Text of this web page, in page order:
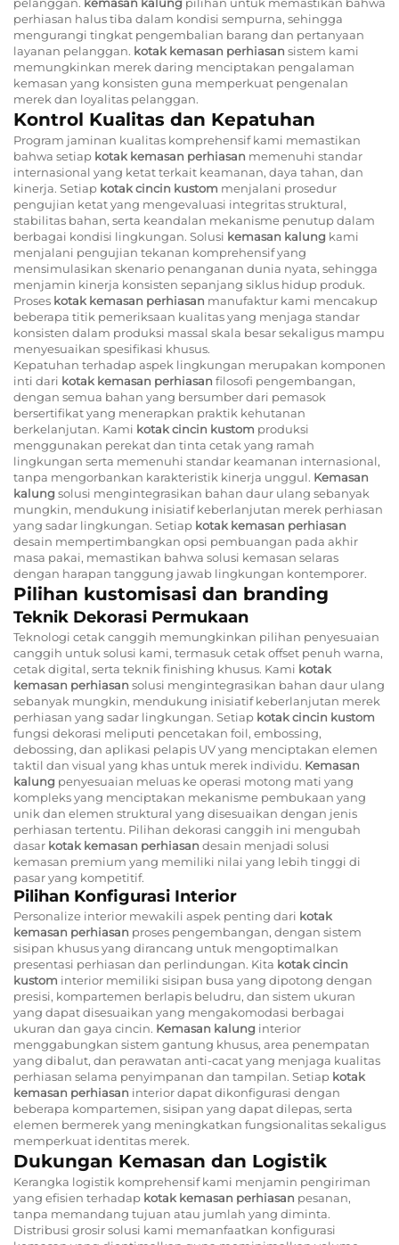
perhiasan halus tiba dalam kondisi sempurna, sehingga
mengurangi tingkat pengembalian barang dan pertanyaan
layanan pelanggan. kotak kemasan perhiasan sistem kami
memungkinkan merek daring menciptakan pengalaman
kemasan yang konsisten guna memperkuat pengenalan
merek dan loyalitas pelanggan.
Kontrol Kualitas dan Kepatuhan
Program jaminan kualitas komprehensif kami memastikan
bahwa setiap kotak kemasan perhiasan memenuhi standar
internasional yang ketat terkait keamanan, daya tahan, dan
kinerja. Setiap kotak cincin kustom menjalani prosedur
pengujian ketat yang mengevaluasi integritas struktural,
stabilitas bahan, serta keandalan mekanisme penutup dalam
berbagai kondisi lingkungan. Solusi kemasan kalung kami
menjalani pengujian tekanan komprehensif yang
mensimulasikan skenario penanganan dunia nyata, sehingga
menjamin kinerja konsisten sepanjang siklus hidup produk.
Proses kotak kemasan perhiasan manufaktur kami mencakup
beberapa titik pemeriksaan kualitas yang menjaga standar
konsisten dalam produksi massal skala besar sekaligus mampu
menyesuaikan spesifikasi khusus.
Kepatuhan terhadap aspek lingkungan merupakan komponen
inti dari kotak kemasan perhiasan filosofi pengembangan,
dengan semua bahan yang bersumber dari pemasok
bersertifikat yang menerapkan praktik kehutanan
berkelanjutan. Kami kotak cincin kustom produksi
menggunakan perekat dan tinta cetak yang ramah
lingkungan serta memenuhi standar keamanan internasional,
tanpa mengorbankan karakteristik kinerja unggul. Kemasan
kalungsolusi mengintegrasikan bahan daur ulang sebanyak
mungkin, mendukung inisiatif keberlanjutan merek perhiasan
yang sadar lingkungan. Setiap kotak kemasan perhiasan
desain mempertimbangkan opsi pembuangan pada akhir
masa pakai, memastikan bahwa solusi kemasan selaras
dengan harapan tanggung jawab lingkungan kontemporer.
Pilihan kustomisasi dan branding
Teknik Dekorasi Permukaan
Teknologi cetak canggih memungkinkan pilihan penyesuaian
canggih untuk solusi kami, termasuk cetak offset penuh warna,
cetak digital, serta teknik finishing khusus. Kami kotak
kemasan perhiasan solusi mengintegrasikan bahan daur ulang
sebanyak mungkin, mendukung inisiatif keberlanjutan merek
perhiasan yang sadar lingkungan. Setiap kotak cincin kustom
fungsi dekorasi meliputi pencetakan foil, embossing,
debossing, dan aplikasi pelapis UV yang menciptakan elemen
taktil dan visual yang khas untuk merek individu. Kemasan
kalung penyesuaian meluas ke operasi motong mati yang
kompleks yang menciptakan mekanisme pembukaan yang
unik dan elemen struktural yang disesuaikan dengan jenis
perhiasan tertentu. Pilihan dekorasi canggih ini mengubah
dasar kotak kemasan perhiasan desain menjadi solusi
kemasan premium yang memiliki nilai yang lebih tinggi di
pasar yang kompetitif.
Pilihan Konfigurasi Interior
Personalize interior mewakili aspek penting dari kotak
kemasan perhiasan proses pengembangan, dengan sistem
sisipan khusus yang dirancang untuk mengoptimalkan
presentasi perhiasan dan perlindungan. Kita kotak cincin
kustom interior memiliki sisipan busa yang dipotong dengan
presisi, kompartemen berlapis beludru, dan sistem ukuran
yang dapat disesuaikan yang mengakomodasi berbagai
ukuran dan gaya cincin. Kemasan kalung interior
menggabungkan sistem gantung khusus, area penempatan
yang dibalut, dan perawatan anti-cacat yang menjaga kualitas
perhiasan selama penyimpanan dan tampilan. Setiap kotak
kemasan perhiasan interior dapat dikonfigurasi dengan
beberapa kompartemen, sisipan yang dapat dilepas, serta
elemen bermerek yang meningkatkan fungsionalitas sekaligus
memperkuat identitas merek.
Dukungan Kemasan dan Logistik
Kerangka logistik komprehensif kami menjamin pengiriman
yang efisien terhadap kotak kemasan perhiasan pesanan,
tanpa memandang tujuan atau jumlah yang diminta.
Distribusi grosir solusi kami memanfaatkan konfigurasi